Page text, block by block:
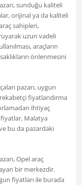
sunduğu kaliteli
orijinal ya da kaliteli
sahipleri,
uzun vadeli
araçların
önlenmesini
pazarı, uygun
fiyatlandırma
ihtiyaç
fiyatlar, Malatya
bu da pazardaki
Opel araç
bir merkezdir.
fiyatları ile burada